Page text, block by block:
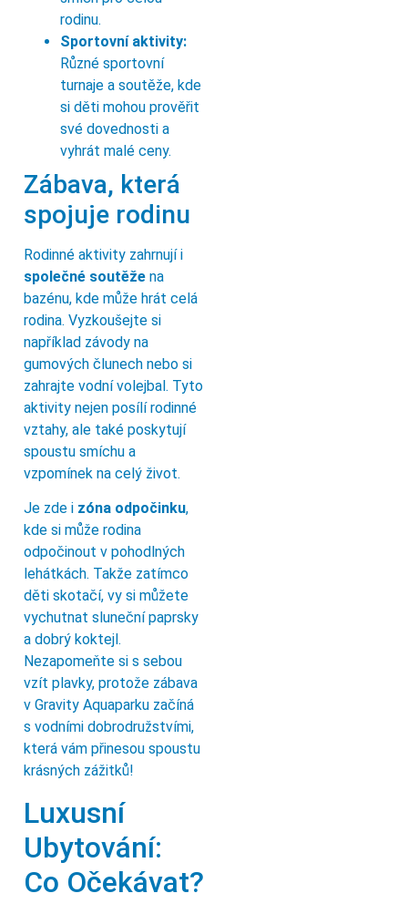
rodinu.
Sportovní aktivity:
Různé sportovní
turnaje a soutěže, kde
si děti mohou prověřit
své dovednosti a
vyhrát malé ceny.
Zábava, která
spojuje rodinu
Rodinné aktivity zahrnují i
společné soutěže na
bazénu, kde může hrát celá
rodina. Vyzkoušejte si
například závody na
gumových člunech nebo si
zahrajte vodní volejbal. Tyto
aktivity nejen posílí rodinné
vztahy, ale také poskytují
spoustu smíchu a
vzpomínek na celý život.
Je zde i zóna odpočinku,
kde si může rodina
odpočinout v pohodlných
lehátkách. Takže zatímco
děti skotačí, vy si můžete
vychutnat sluneční paprsky
a dobrý koktejl.
Nezapomeňte si s sebou
vzít plavky, protože zábava
v Gravity Aquaparku začíná
s vodními dobrodružstvími,
která vám přinesou spoustu
krásných zážitků!
Luxusní
Ubytování:
Co Očekávat?